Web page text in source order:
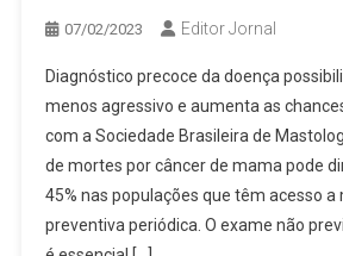
07/02/2023 Editor Jornal
Diagnóstico precoce da doença
menos agressivo e aumenta as
com a Sociedade Brasileira de
de mortes por câncer de mama pode
45% nas populações que têm acesso
preventiva periódica. O exame não